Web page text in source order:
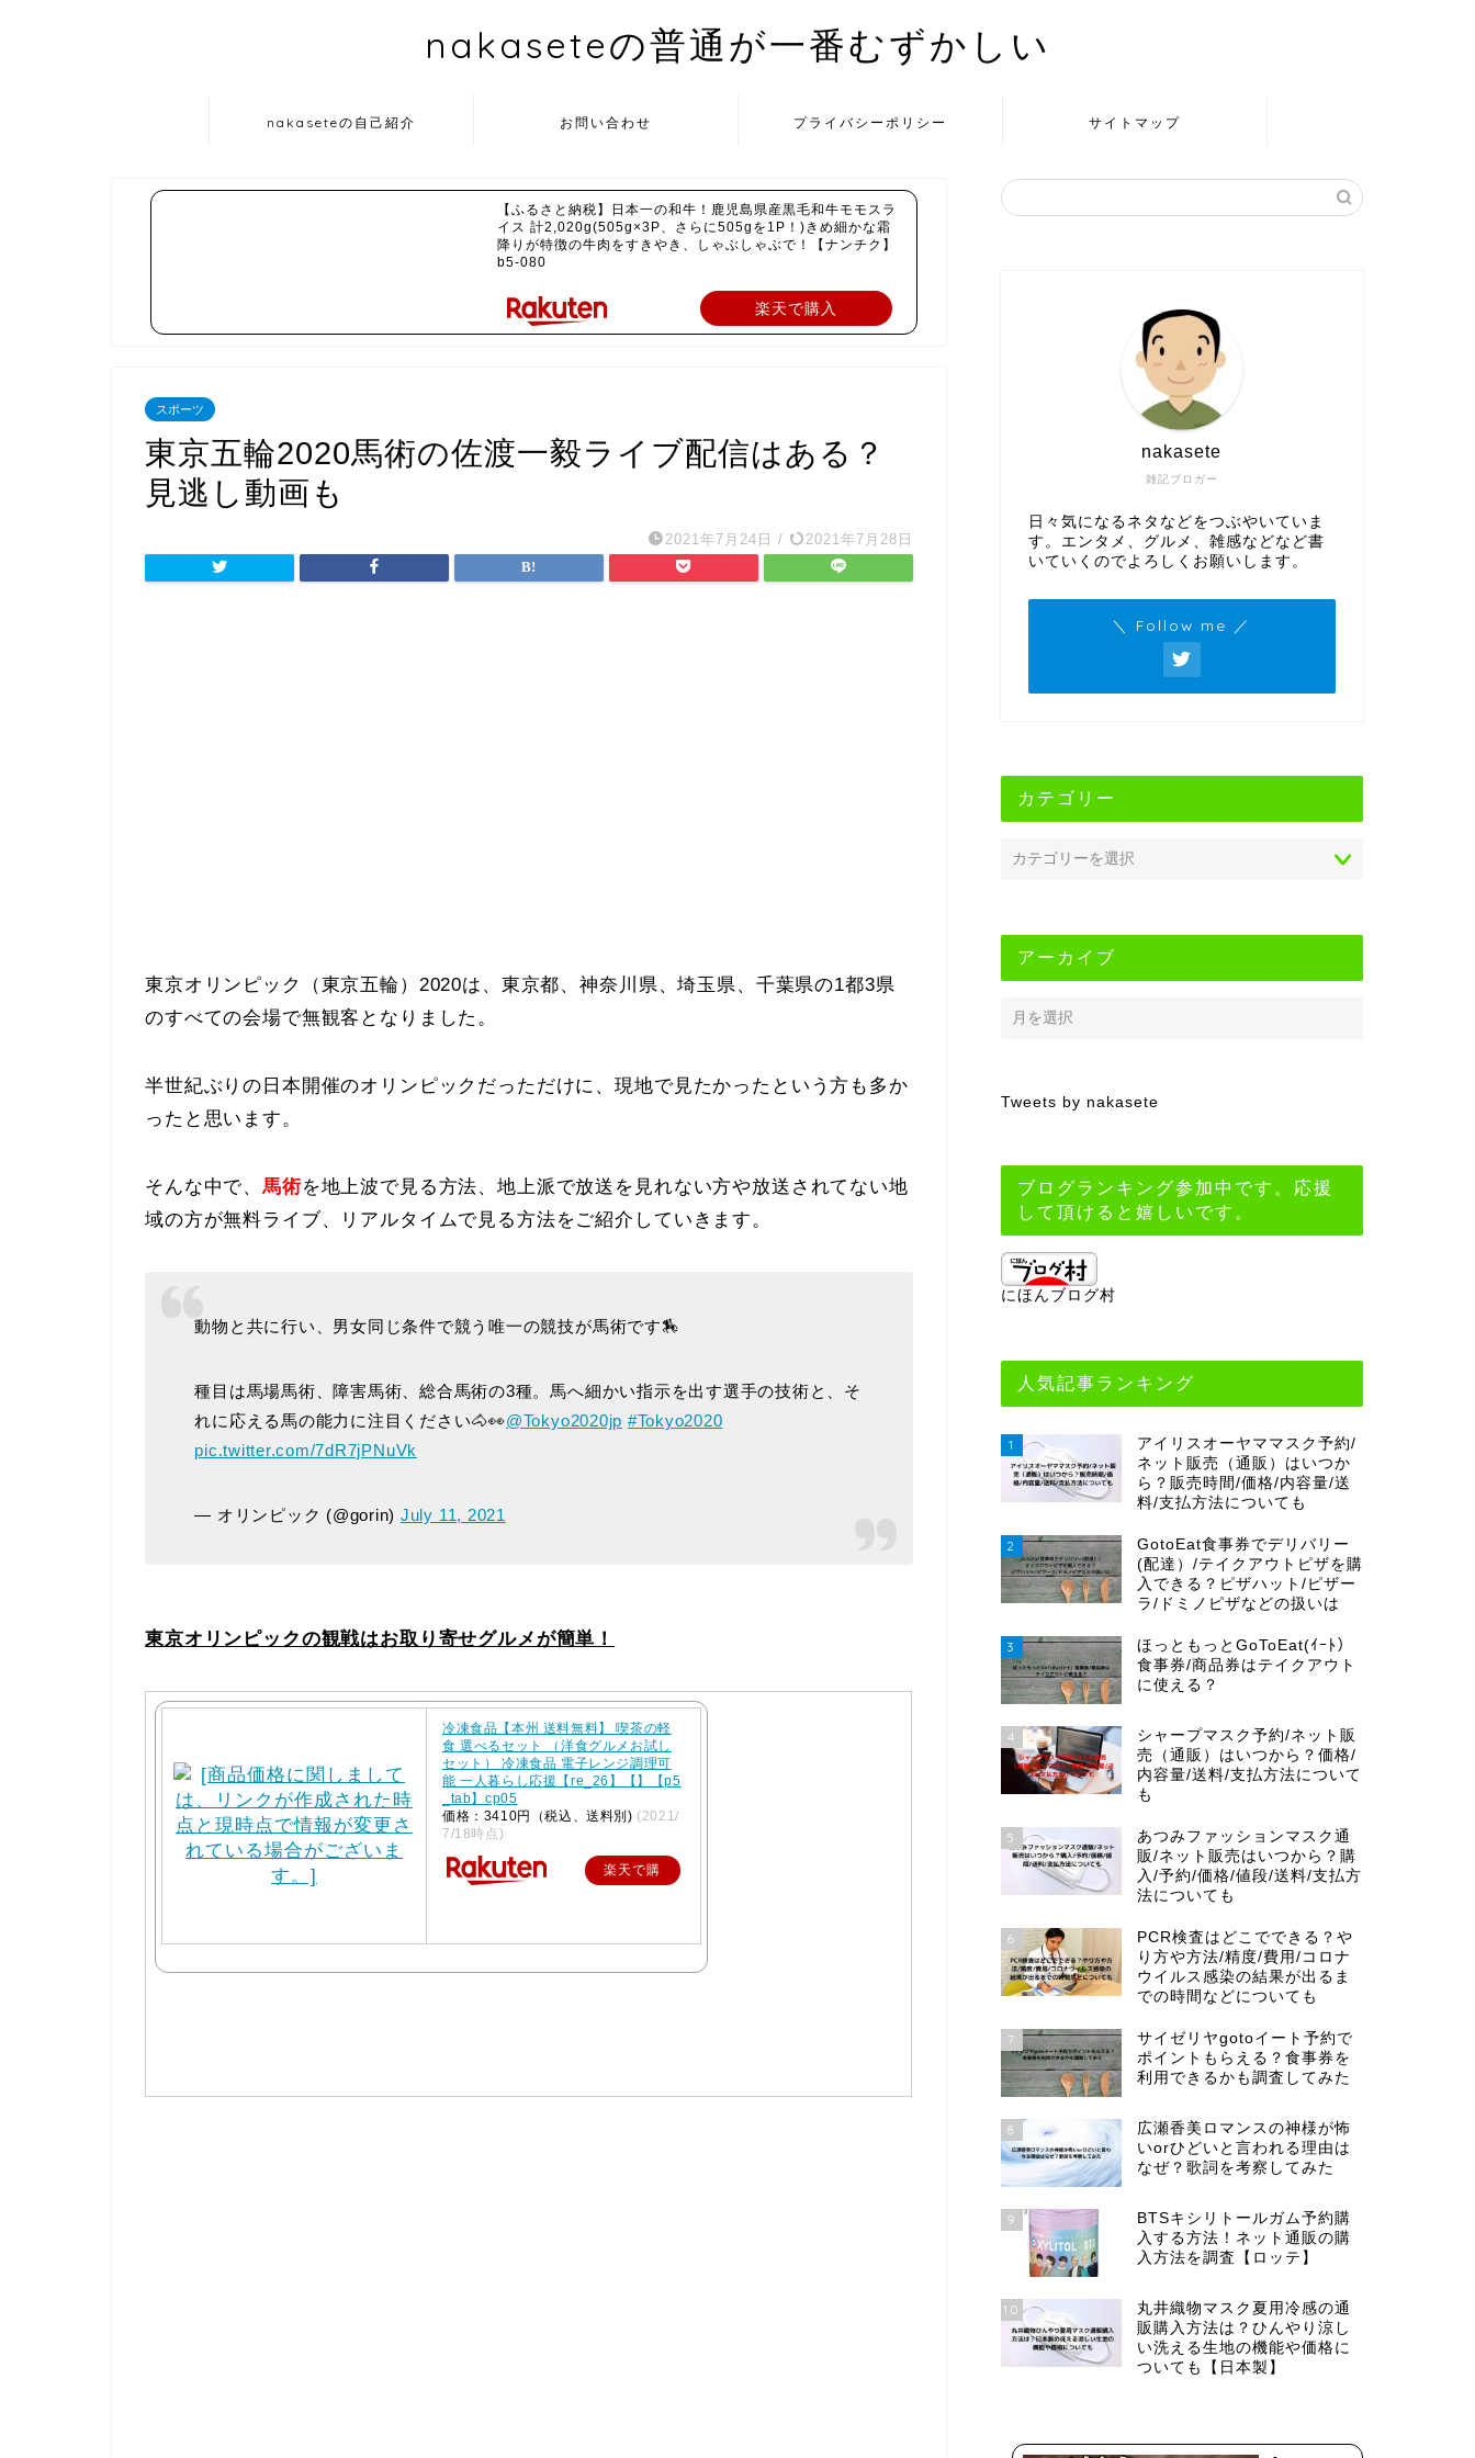
nakaseteの普通が一番むずかしい
nakaseteの自己紹介 お問い合わせ プライバシーポリシー サイトマップ
【ふるさと納税】日本一の和牛！鹿児島県産黒毛和牛モモスラ
イス 計2,020g(505g×3P、さらに505gを1P！)きめ細かな霜
降りが特徴の牛肉をすきやき、しゃぶしゃぶで！【ナンチク】
b5-080
楽天で購入
スポーツ
東京五輪2020馬術の佐渡一毅ライブ配信はある？
見逃し動画も
2021年7月24日 / 2021年7月28日
東京オリンピック（東京五輪）2020は、東京都、神奈川県、埼玉県、千葉県の1都3県
のすべての会場で無観客となりました。
半世紀ぶりの日本開催のオリンピックだっただけに、現地で見たかったという方も多か
ったと思います。
そんな中で、馬術を地上波で見る方法、地上派で放送を見れない方や放送されてない地
域の方が無料ライブ、リアルタイムで見る方法をご紹介していきます。
動物と共に行い、男女同じ条件で競う唯一の競技が馬術です🏇
種目は馬場馬術、障害馬術、総合馬術の3種。馬へ細かい指示を出す選手の技術と、そ
れに応える馬の能力に注目ください🐴👀@Tokyo2020jp #Tokyo2020
pic.twitter.com/7dR7jPNuVk
— オリンピック (@gorin) July 11, 2021
東京オリンピックの観戦はお取り寄せグルメが簡単！
冷凍食品【本州 送料無料】 喫茶の軽
食 選べるセット （洋食グルメお試し
セット） 冷凍食品 電子レンジ調理可
能 一人暮らし応援【re_26】【】【p5
_tab】cp05
価格：3410円（税込、送料別) (2021/
7/18時点)
楽天で購
雑記ブロガー
nakasete
日々気になるネタなどをつぶやいていま
す。エンタメ、グルメ、雑感などなど書
いていくのでよろしくお願いします。
＼ Follow me ／
カテゴリー
アーカイブ
Tweets by nakasete
ブログランキング参加中です。応援
して頂けると嬉しいです。
にほんブログ村
人気記事ランキング
1
アイリスオーヤママスク予約/
ネット販売（通販）はいつか
ら？販売時間/価格/内容量/送
料/支払方法についても
2
GotoEat食事券でデリバリー
(配達）/テイクアウトピザを購
入できる？ピザハット/ピザー
ラ/ドミノピザなどの扱いは
3
ほっともっとGoToEat(ｲｰﾄ）
食事券/商品券はテイクアウト
に使える？
4
シャープマスク予約/ネット販
売（通販）はいつから？価格/
内容量/送料/支払方法について
も
5
あつみファッションマスク通
販/ネット販売はいつから？購
入/予約/価格/値段/送料/支払方
法についても
6
PCR検査はどこでできる？や
り方や方法/精度/費用/コロナ
ウイルス感染の結果が出るま
での時間などについても
7
サイゼリヤgotoイート予約で
ポイントもらえる？食事券を
利用できるかも調査してみた
8
広瀬香美ロマンスの神様が怖
いorひどいと言われる理由は
なぜ？歌詞を考察してみた
9
BTSキシリトールガム予約購
入する方法！ネット通販の購
入方法を調査【ロッテ】
10
丸井織物マスク夏用冷感の通
販購入方法は？ひんやり涼し
い洗える生地の機能や価格に
ついても【日本製】